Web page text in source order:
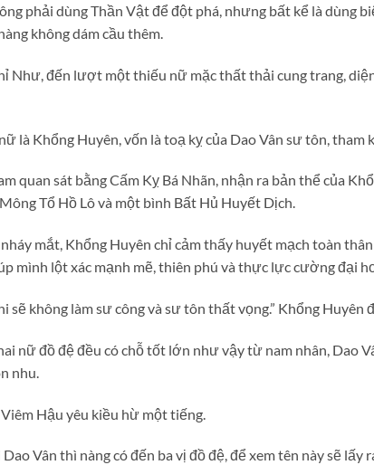
phải dùng Thần Vật để đột phá, nhưng bất kể là dùng
không dám cầu thêm.
Như, đến lượt một thiếu nữ mặc thất thải cung trang,
là Khổng Huyên, vốn là toạ kỵ của Dao Vân sư tôn, tham
quan sát bằng Cấm Kỵ Bá Nhãn, nhận ra bản thể của
Tổ Hồ Lô và một bình Bất Hủ Huyết Dịch.
mắt, Khổng Huyên chỉ cảm thấy huyết mạch toàn
mình lột xác mạnh mẽ, thiên phú và thực lực cường đại
sẽ không làm sư công và sư tôn thất vọng.” Khổng
nữ đồ đệ đều có chỗ tốt lớn như vậy từ nam nhân, Dao
nhu.
Hậu yêu kiều hừ một tiếng.
Vân thì nàng có đến ba vị đồ đệ, để xem tên này sẽ lấy